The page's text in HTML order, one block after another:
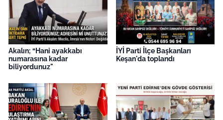
Akalın; “Hani ayakkabı
numarasına kadar
biliyordunuz"
İYİ Parti İlçe Başkanları
Keşan'da toplandı